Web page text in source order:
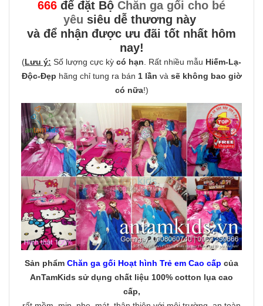
666 để đặt Bộ Chăn ga gối cho bé
yêu siêu dễ thương này
và để nhận được ưu đãi tốt nhất hôm
nay!
(Lưu ý: Số lượng cực kỳ có hạn. Rất nhiều mẫu Hiếm-Lạ-
Độc-Đẹp hãng chỉ tung ra bán 1 lần và sẽ không bao giờ
có nữa!)
Sản phẩm Chăn ga gối Hoạt hình Trẻ em Cao cấp của
AnTamKids sử dụng chất liệu 100% cotton lụa cao
cấp,